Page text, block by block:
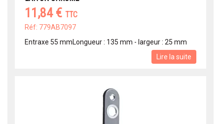
11,84 € TTC
Réf: 779AB7097
Entraxe 55 mmLongueur : 135 mm - largeur : 25 mm
Lire la suite